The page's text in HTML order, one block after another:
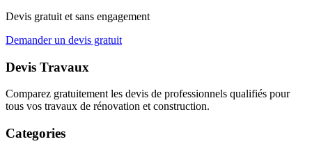
Devis gratuit et sans engagement
Demander un devis gratuit
Devis Travaux
Comparez gratuitement les devis de professionnels qualifiés pour
tous vos travaux de rénovation et construction.
Categories